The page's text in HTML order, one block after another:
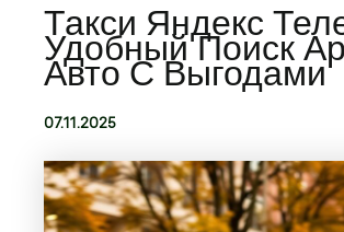
Такси Яндекс
Удобный Поиск
Авто С Выгодами
07.11.2025